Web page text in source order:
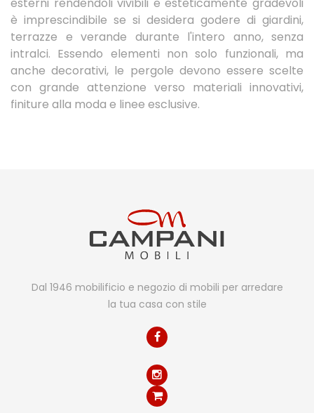
è imprescindibile se si desidera godere di giardini,
terrazze e verande durante l'intero anno, senza
intralci. Essendo elementi non solo funzionali, ma
anche decorativi, le pergole devono essere scelte
con grande attenzione verso materiali innovativi,
finiture alla moda e linee esclusive.
Dal 1946 mobilificio e negozio di mobili per arredare
la tua casa con stile